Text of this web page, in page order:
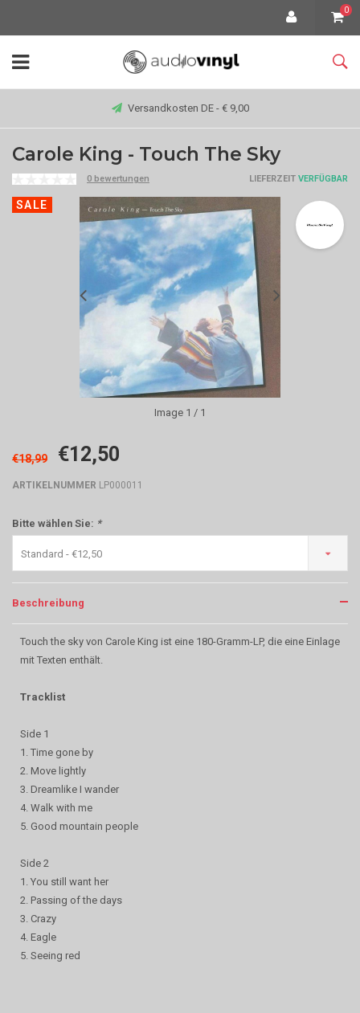
0
Versandkosten DE - € 9,00
Carole King - Touch The Sky
0 bewertungen LIEFERZEIT VERFÜGBAR
SALE
Image 1 / 1
€18,99 €12,50
ARTIKELNUMMER LP000011
Bitte wählen Sie: *
Standard - €12,50
Beschreibung
Touch the sky von Carole King ist eine 180-Gramm-LP, die eine Einlage
mit Texten enthält.
Tracklist
Side 1
1. Time gone by
2. Move lightly
3. Dreamlike I wander
4. Walk with me
5. Good mountain people
Side 2
1. You still want her
2. Passing of the days
3. Crazy
4. Eagle
5. Seeing red